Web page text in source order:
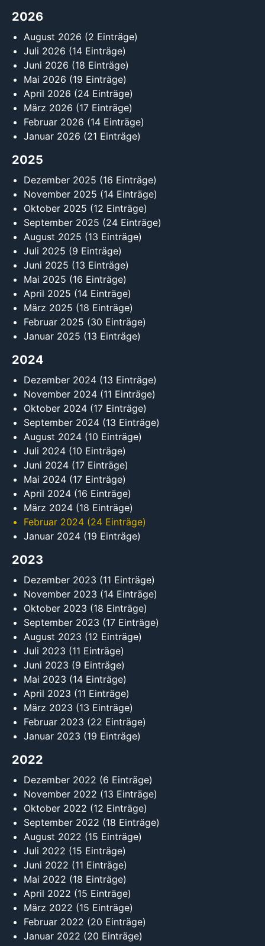
2026
August 2026 (2 Einträge)
Juli 2026 (14 Einträge)
Juni 2026 (18 Einträge)
Mai 2026 (19 Einträge)
April 2026 (24 Einträge)
März 2026 (17 Einträge)
Februar 2026 (14 Einträge)
Januar 2026 (21 Einträge)
2025
Dezember 2025 (16 Einträge)
November 2025 (14 Einträge)
Oktober 2025 (12 Einträge)
September 2025 (24 Einträge)
August 2025 (13 Einträge)
Juli 2025 (9 Einträge)
Juni 2025 (13 Einträge)
Mai 2025 (16 Einträge)
April 2025 (14 Einträge)
März 2025 (18 Einträge)
Februar 2025 (30 Einträge)
Januar 2025 (13 Einträge)
2024
Dezember 2024 (13 Einträge)
November 2024 (11 Einträge)
Oktober 2024 (17 Einträge)
September 2024 (13 Einträge)
August 2024 (10 Einträge)
Juli 2024 (10 Einträge)
Juni 2024 (17 Einträge)
Mai 2024 (17 Einträge)
April 2024 (16 Einträge)
März 2024 (18 Einträge)
Februar 2024 (24 Einträge)
Januar 2024 (19 Einträge)
2023
Dezember 2023 (11 Einträge)
November 2023 (14 Einträge)
Oktober 2023 (18 Einträge)
September 2023 (17 Einträge)
August 2023 (12 Einträge)
Juli 2023 (11 Einträge)
Juni 2023 (9 Einträge)
Mai 2023 (14 Einträge)
April 2023 (11 Einträge)
März 2023 (13 Einträge)
Februar 2023 (22 Einträge)
Januar 2023 (19 Einträge)
2022
Dezember 2022 (6 Einträge)
November 2022 (13 Einträge)
Oktober 2022 (12 Einträge)
September 2022 (18 Einträge)
August 2022 (15 Einträge)
Juli 2022 (15 Einträge)
Juni 2022 (11 Einträge)
Mai 2022 (18 Einträge)
April 2022 (15 Einträge)
März 2022 (15 Einträge)
Februar 2022 (20 Einträge)
Januar 2022 (20 Einträge)